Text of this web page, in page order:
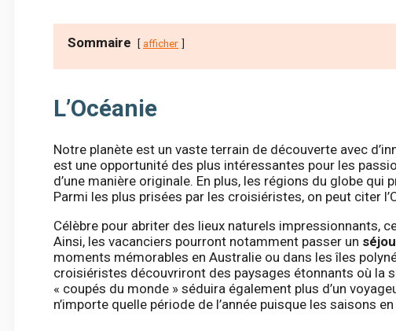
Sommaire afficher
L’Océanie
Notre planète est un vaste terrain de découverte avec
est une opportunité des plus intéressantes pour les
d’une manière originale. En plus, les régions du globe
Parmi les plus prisées par les croisiéristes, on peut citer
Célèbre pour abriter des lieux naturels impressionnants,
Ainsi, les vacanciers pourront notamment passer un
moments mémorables en Australie ou dans les îles
croisiéristes découvriront des paysages étonnants où la
« coupés du monde » séduira également plus d’un
n’importe quelle période de l’année puisque les saisons